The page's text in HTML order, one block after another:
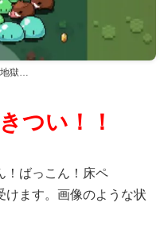
獄…
つい！！
！ばっこん！床ペ
けます。画像のような状